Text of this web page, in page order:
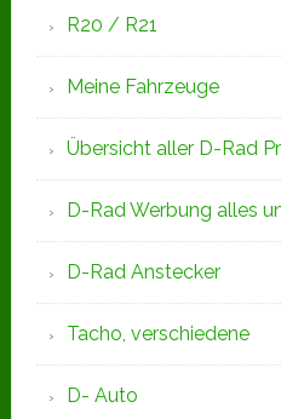
R20 / R21
Meine Fahrzeuge
Übersicht aller D-Rad
D-Rad Werbung alles
D-Rad Anstecker
Tacho, verschiedene
D- Auto